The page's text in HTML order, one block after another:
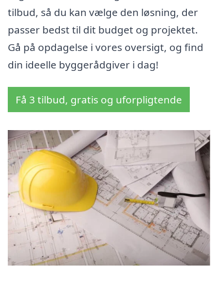
tilbud, så du kan vælge den løsning, der
passer bedst til dit budget og projektet.
Gå på opdagelse i vores oversigt, og find
din ideelle byggerådgiver i dag!
Få 3 tilbud, gratis og uforpligtende